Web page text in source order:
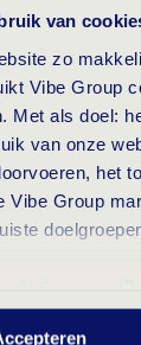
van
zo
Vibe Group
Met als doel:
van onze
het
Vibe Group
je
NIEU
Duitsland,
opening
een
Group. Het is
harde
stap
met